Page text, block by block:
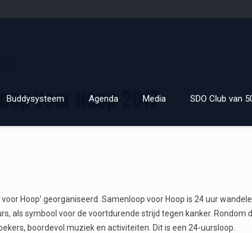
Buddysysteem Agenda Media SDO Club van
voor Hoop 2017
Hoop’ georganiseerd. Samenloop voor Hoop is 24 uur
als symbool voor de voortdurende strijd tegen kanker. Rondom
boordevol muziek en activiteiten. Dit is een 24-uursloop.